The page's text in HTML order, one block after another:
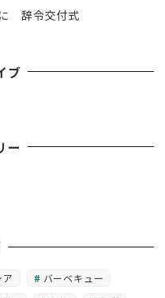
辞令交付式
ブ
ー
バーベキュー